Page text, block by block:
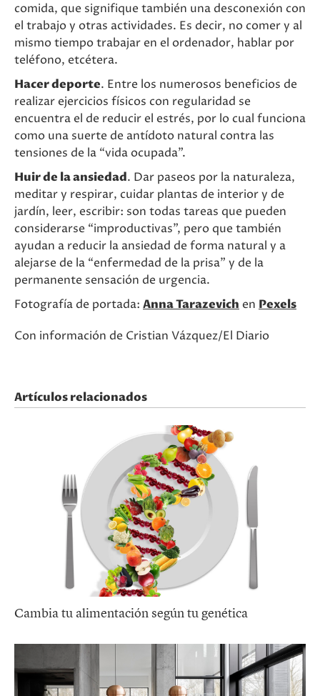
comida, que signifique también una desconexión con
el trabajo y otras actividades. Es decir, no comer y al
mismo tiempo trabajar en el ordenador, hablar por
teléfono, etcétera.
Hacer deporte. Entre los numerosos beneficios de
realizar ejercicios físicos con regularidad se
encuentra el de reducir el estrés, por lo cual funciona
como una suerte de antídoto natural contra las
tensiones de la “vida ocupada”.
Huir de la ansiedad. Dar paseos por la naturaleza,
meditar y respirar, cuidar plantas de interior y de
jardín, leer, escribir: son todas tareas que pueden
considerarse “improductivas”, pero que también
ayudan a reducir la ansiedad de forma natural y a
alejarse de la “enfermedad de la prisa” y de la
permanente sensación de urgencia.
Fotografía de portada: Anna Tarazevich en Pexels
Con información de Cristian Vázquez/El Diario
Artículos relacionados
Cambia tu alimentación según tu genética